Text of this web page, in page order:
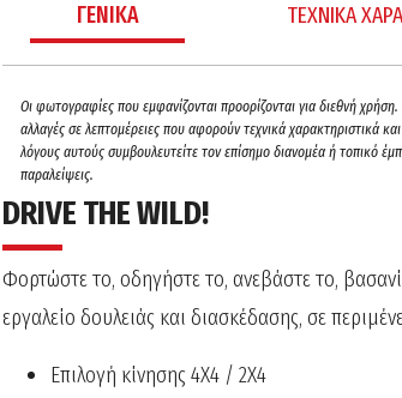
ΓΕΝΙΚΑ ΤΕΧΝΙΚΑ
Oι φωτογραφίες που εμφανίζονται προορίζονται για διεθνή
αλλαγές σε λεπτομέρειες που αφορούν τεχνικά χαρακτηριστικά
λόγους αυτούς συμβουλευτείτε τον επίσημο διανομέα ή τοπικό
παραλείψεις.
DRIVE THE WILD!
Φορτώστε το, οδηγήστε το, ανεβάστε το,
εργαλείο δουλειάς και διασκέδασης, σε
Επιλογή κίνησης 4Χ4 / 2Χ4